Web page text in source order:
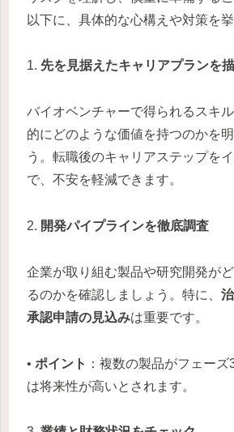
以下に、具体的な心構えや対策を挙
1. 先を見据えたキャリアプランを描
バイオベンチャーで得られるスキ
的にどのような価値を持つのかを
う。転職後のキャリアステップを
で、不安を軽減できます。
2. 開発パイプラインを徹底調査
企業が取り組む製品や研究開発が
るのかを確認しましょう。特に、
承認申請の見込みは重要です。
• ポイント ：複数の製品がフェー
は将来性が高いとされます。